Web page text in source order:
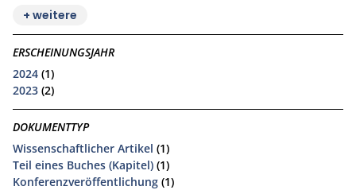
+ weitere
ERSCHEINUNGSJAHR
2024 (1)
2023 (2)
DOKUMENTTYP
Wissenschaftlicher Artikel (1)
Teil eines Buches (Kapitel) (1)
Konferenzveröffentlichung (1)